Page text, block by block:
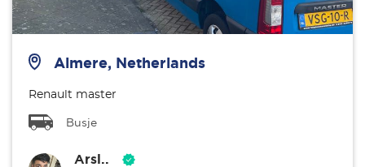
Almere, Netherlands
Renault master
Busje
Arsl..